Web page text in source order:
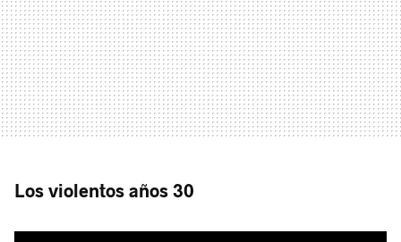
Los violentos años 30